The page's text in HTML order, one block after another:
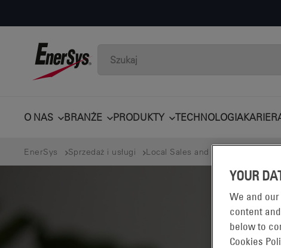
O NAS BRANŻE PRODUKTY TECHNOLOGIA
EnerSys Sprzedaż i usługi Local Sales and Service Germany
YOUR
We and
content
below to
Cookies